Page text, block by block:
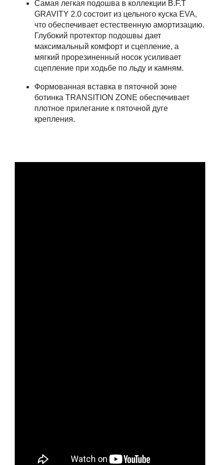
Самая легкая подошва в коллекции B.F.T
GRAVITY 2.0 состоит из цельного куска EVA,
что обеспечивает естественную амортизацию.
Глубокий протектор подошвы дает
максимальный комфорт и сцепление, а
мягкий прорезиненный носок усиливает
сцепление при ходьбе по льду и камням.
Формованная вставка в пяточной зоне
ботинка TRANSITION ZONE обеспечивает
плотное прилегание к пяточной дуге
крепления.